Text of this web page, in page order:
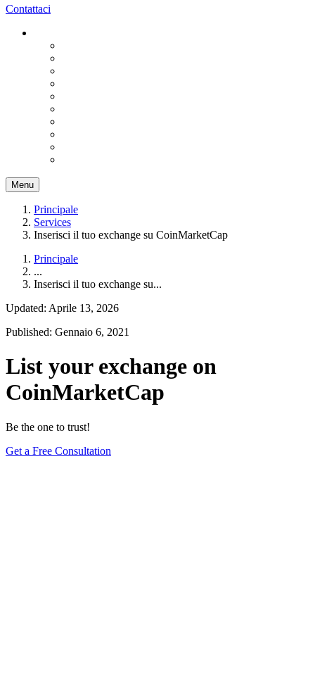
Contattaci
Menu
Principale
Services
Inserisci il tuo exchange su CoinMarketCap
Principale
...
Inserisci il tuo exchange su...
Updated: Aprile 13, 2026
Published: Gennaio 6, 2021
List your exchange on
CoinMarketCap
Be the one to trust!
Get a Free Consultation